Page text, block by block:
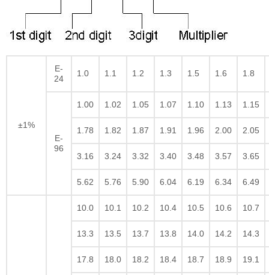
±1%
E-
24
1.0 1.1 1.2 1.3 1.5 1.6 1.8
E-
96
1.00 1.02 1.05 1.07 1.10 1.13 1.15
1.78 1.82 1.87 1.91 1.96 2.00 2.05
3.16 3.24 3.32 3.40 3.48 3.57 3.65
5.62 5.76 5.90 6.04 6.19 6.34 6.49
10.0 10.1 10.2 10.4 10.5 10.6 10.7
13.3 13.5 13.7 13.8 14.0 14.2 14.3
17.8 18.0 18.2 18.4 18.7 18.9 19.1